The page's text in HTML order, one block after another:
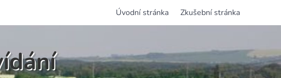
Úvodní stránka Zkušební stránka